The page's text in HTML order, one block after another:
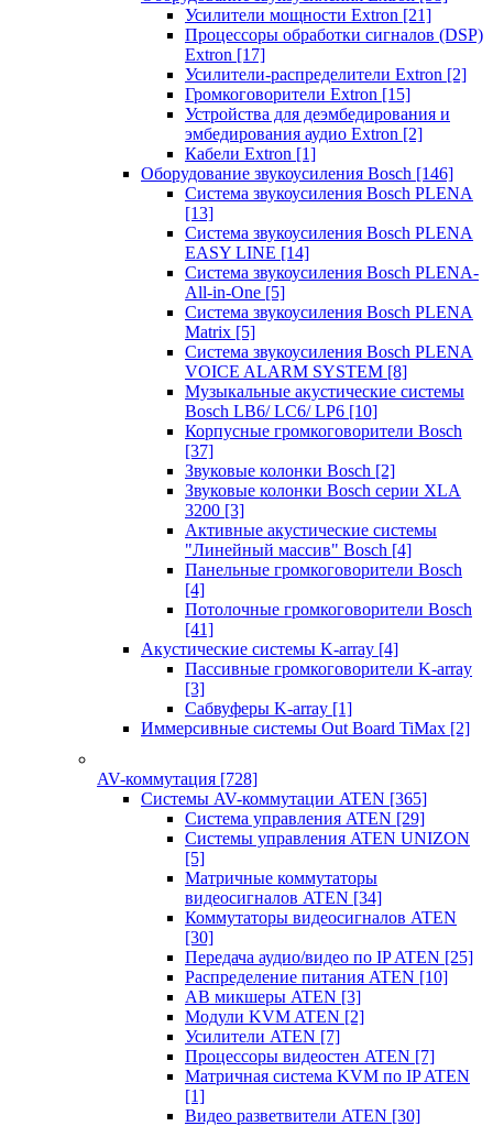
Усилители мощности Extron [21]
Процессоры обработки сигналов (DSP)
Extron [17]
Усилители-распределители Extron [2]
Громкоговорители Extron [15]
Устройства для деэмбедирования и
эмбедирования аудио Extron [2]
Кабели Extron [1]
Оборудование звукоусиления Bosch [146]
Система звукоусиления Bosch PLENA
[13]
Система звукоусиления Bosch PLENA
EASY LINE [14]
Система звукоусиления Bosch PLENA-
All-in-One [5]
Система звукоусиления Bosch PLENA
Matrix [5]
Система звукоусиления Bosch PLENA
VOICE ALARM SYSTEM [8]
Музыкальные акустические системы
Bosch LB6/ LC6/ LP6 [10]
Корпусные громкоговорители Bosch
[37]
Звуковые колонки Bosch [2]
Звуковые колонки Bosch серии XLA
3200 [3]
Активные акустические системы
"Линейный массив" Bosch [4]
Панельные громкоговорители Bosch
[4]
Потолочные громкоговорители Bosch
[41]
Акустические системы K-array [4]
Пассивные громкоговорители K-array
[3]
Сабвуферы K-array [1]
Иммерсивные системы Out Board TiMax [2]
AV-коммутация [728]
Системы AV-коммутации ATEN [365]
Система управления ATEN [29]
Системы управления ATEN UNIZON
[5]
Матричные коммутаторы
видеосигналов ATEN [34]
Коммутаторы видеосигналов ATEN
[30]
Передача аудио/видео по IP ATEN [25]
Распределение питания ATEN [10]
АВ микшеры ATEN [3]
Модули KVM ATEN [2]
Усилители ATEN [7]
Процессоры видеостен ATEN [7]
Матричная система KVM по IP ATEN
[1]
Видео разветвители ATEN [30]